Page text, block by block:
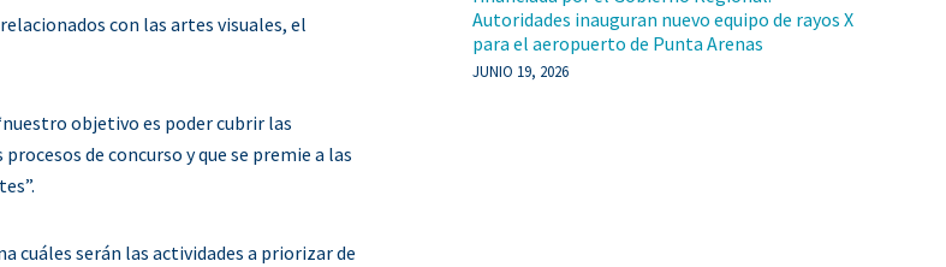
con las artes visuales, el
objetivo es poder cubrir las
de concurso y que se premie a las
cuáles serán las actividades a priorizar de
Autoridades inauguran nuevo equipo de rayos X
para el aeropuerto de Punta Arenas
JUNIO 19, 2026